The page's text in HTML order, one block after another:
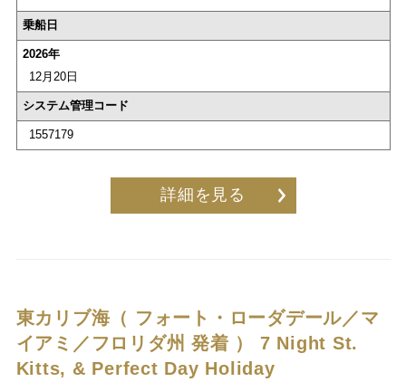
乗船日
2026年
12月20日
システム管理コード
1557179
詳細を見る
東カリブ海（ フォート・ローダデール／マ
イアミ／フロリダ州 発着 ） 7 Night St.
Kitts, & Perfect Day Holiday